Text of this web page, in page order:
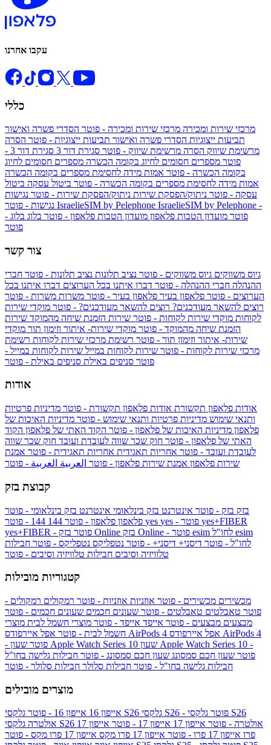
עקבו אחרנו
כללי
מרכזי שירות ומכירה מרכזי שירות ומכירה - פוטר הסדרי פשרה ואישור
תביעות ייצוגיות הסדרי פשרה ואישור תביעות ייצוגיות - פוטר הסרה
מרשימת שיווק הסרה מרשימת שיווק - פוטר סגירת דור 3
סגירת דור 3 -
פוטר מספרים חסומים לחיוג בקומה הכשרה מספרים חסומים לחיוג
בקומה הכשרה - פוטר אמות מידה לחסימת מספרים בקומה הכשרה
אמות מידה לחסימת מספרים בקומה הכשרה - פוטר ביטול עסקה ביטול
עסקה - פוטר ניתוק/הפסקת שירות ניתוק/הפסקת שירות - פוטר נגישות
IsraelieSIM by Pelephone IsraelieSIM by Pelephone -
פוטר מועדון הטבות פלאפון מועדון הטבות פלאפון - פוטר בלוג בלוג -
פוטר
צור קשר
גיוס משווקים גיוס משווקים - פוטר נציב תלונות נציב תלונות - פוטר חברי
ההנהלה חברי ההנהלה - פוטר דברו איתנו בכל הערוצים דברו איתנו בכל
הערוצים - פוטר פלאפון בעיר פלאפון בעיר - פוטר משרות משרות - פוטר
רוצים להשאר מעודכנים? רוצים להשאר מעודכנים? - פוטר מוקדי שירות
לקוחות מוקדי שירות לקוחות - פוטר שירות הזמנת שיחה מהמוקד שירות
הזמנת שיחה מהמוקד - פוטר מוקדי שירות- איתור וזימון תור מוקדי
שירות- איתור וזימון תור - פוטר רשימת מרכזי שירות לקוחות רשימת
מרכזי שירות לקוחות - פוטר שירות לקוחות במייל שירות לקוחות במייל -
פוטר סניפים באילת סניפים באילת - פוטר
אודות
אודות פלאפון תקשורת אודות פלאפון תקשורת - פוטר מדיניות פרטיות
ותנאי שימוש מדיניות פרטיות ותנאי שימוש - פוטר מדיניות האיכות של
פלאפון מדיניות האיכות של פלאפון - פוטר הקוד האתי של פלאפון הקוד
האתי של פלאפון - פוטר חוק שכר שווה לעובדת ועובד חוק שכר שווה
לעובדת ועובד - פוטר אחריות תאגידית אחריות תאגידית - פוטר אמנת
שירות פלאפון אמנת שירות פלאפון - פוטר العربية العربية - פוטר
קבוצת בזק
בזק בזק - פוטר אינטרנט בזק בינלאומי אינטרנט בזק בינלאומי - פוטר
פלאפון פלאפון - פוטר 144 yes
yes+FIBER
yes+FIBER - פוטר בזק Online
esim
לחו"ל - פוטר דיסני+ דיסני+ - פוטר נטפליקס נטפליקס - פוטר חבילות
טלוויזיה וסיבים חבילות טלוויזיה וסיבים - פוטר
קטגוריות מובילות
מכשירים מכשירים - פוטר אוזניות אוזניות - פוטר רמקולים רמקולים -
פוטר טאבלטים טאבלטים - פוטר שעונים חכמים שעונים חכמים - פוטר
מבצעים מבצעים - פוטר אייפד אייפד - פוטר מוצרי חשמל לבית מוצרי
חשמל לבית - פוטר אפל איירפודס AirPods 4 אפל איירפודס AirPods 4
- פוטר שעון Apple Watch Series 10 שעון Apple Watch Series 10 -
פוטר שעון חכם סמסונג שעון חכם סמסונג - פוטר חבילות גלישה בחו"ל
חבילות גלישה בחו"ל - פוטר חבילות סלולר חבילות סלולר - פוטר
מוצרים מובילים
אייפון 16 אייפון 16 - פוטר גלקסי S26 גלקסי S26 - פוטר גלקסי S26
אולטרה
גלקסי S26 אולטרה - פוטר אייפון 17 אייפון 17 - פוטר
אייפון 17
פרו אייפון 17 פרו - פוטר אייפון 17 פרו מקס
אייפון 17 פרו מקס - פוטר